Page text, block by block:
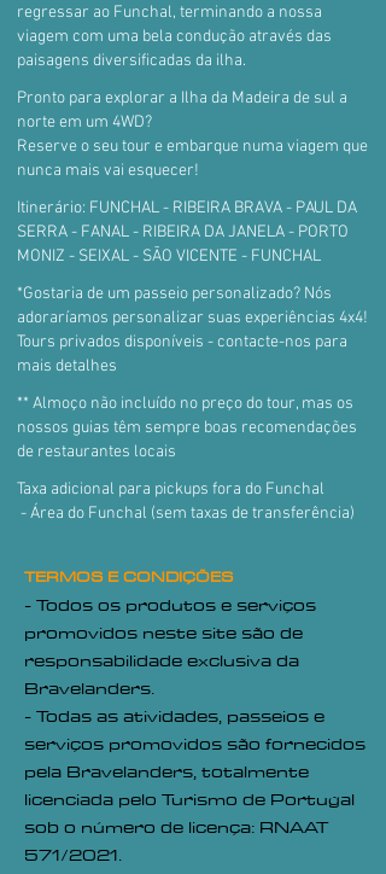
regressar ao Funchal, terminando a nossa
viagem com uma bela condução através das
paisagens diversificadas da ilha.
Pronto para explorar a Ilha da Madeira de sul a
norte em um 4WD?
Reserve o seu tour e embarque numa viagem que
nunca mais vai esquecer!
Itinerário: FUNCHAL - RIBEIRA BRAVA - PAUL DA
SERRA - FANAL - RIBEIRA DA JANELA - PORTO
MONIZ - SEIXAL - SÃO VICENTE - FUNCHAL
*Gostaria de um passeio personalizado? Nós
adoraríamos personalizar suas experiências 4x4!
Tours privados disponíveis - contacte-nos para
mais detalhes
** Almoço não incluído no preço do tour, mas os
nossos guias têm sempre boas recomendações
de restaurantes locais
Taxa adicional para pickups fora do Funchal
- Área do Funchal (sem taxas de transferência)
TERMOS E CONDIÇÕES
- Todos os produtos e serviços
promovidos neste site são de
responsabilidade exclusiva da
Bravelanders.
- Todas as atividades, passeios e
serviços promovidos são fornecidos
pela Bravelanders, totalmente
licenciada pelo Turismo de Portugal
sob o número de licença: RNAAT
571/2021.